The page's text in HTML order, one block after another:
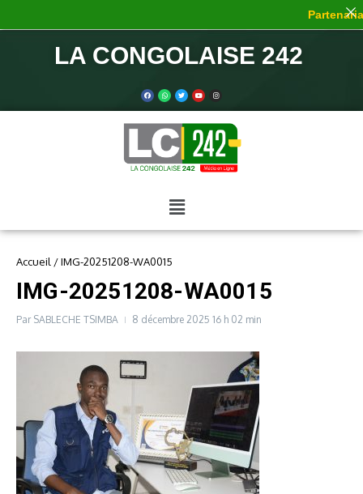
LA CONGOLAISE 242
Accueil /IMG-20251208-WA0015
IMG-20251208-WA0015
Par SABLECHE TSIMBA 8 décembre 2025 16 h 02 min